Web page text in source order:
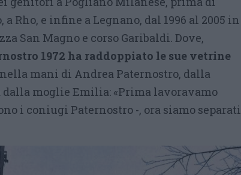
a Rho, e infine a Legnano, dal 1996 al 2005 in
San Magno e corso Garibaldi. Dove,
1972 ha raddoppiato le sue vetrine
mani di Andrea Paternostro, dalla
moglie Emilia: «Prima lavoravamo
i coniugi Paternostro -, ora siamo separati